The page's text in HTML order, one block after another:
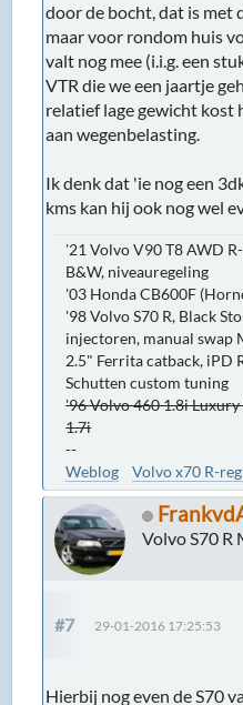
door de bocht, dat is met
maar voor rondom huis
valt nog mee (i.i.g. een
VTR die we een jaartje
relatief lage gewicht kost
aan wegenbelasting.
Ik denk dat 'ie nog een
kms kan hij ook nog wel
'21 Volvo V90 T8 AWD
B&W, niveauregeling
'03 Honda CB600F
'98 Volvo S70 R, Black
injectoren, manual swap
2.5" Ferrita catback, iPD
Schutten custom tuning
'96 Volvo 460 1.8i Luxury
1.7i
--
Weblog
Volvo x70 R-
Volvo S70 R
#7 29-01-2016 17:25:53
Hierbij nog even de S70